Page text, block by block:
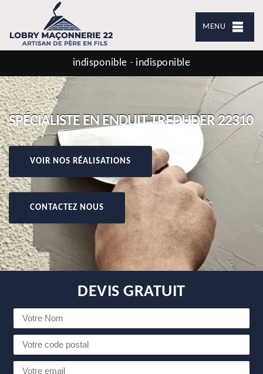
MENU
indisponible - indisponible
SPÉCIALISTE EN ENDUIT TREDUDER 22310
VOIR NOS RÉALISATIONS
CONTACTEZ NOUS
DEVIS GRATUIT